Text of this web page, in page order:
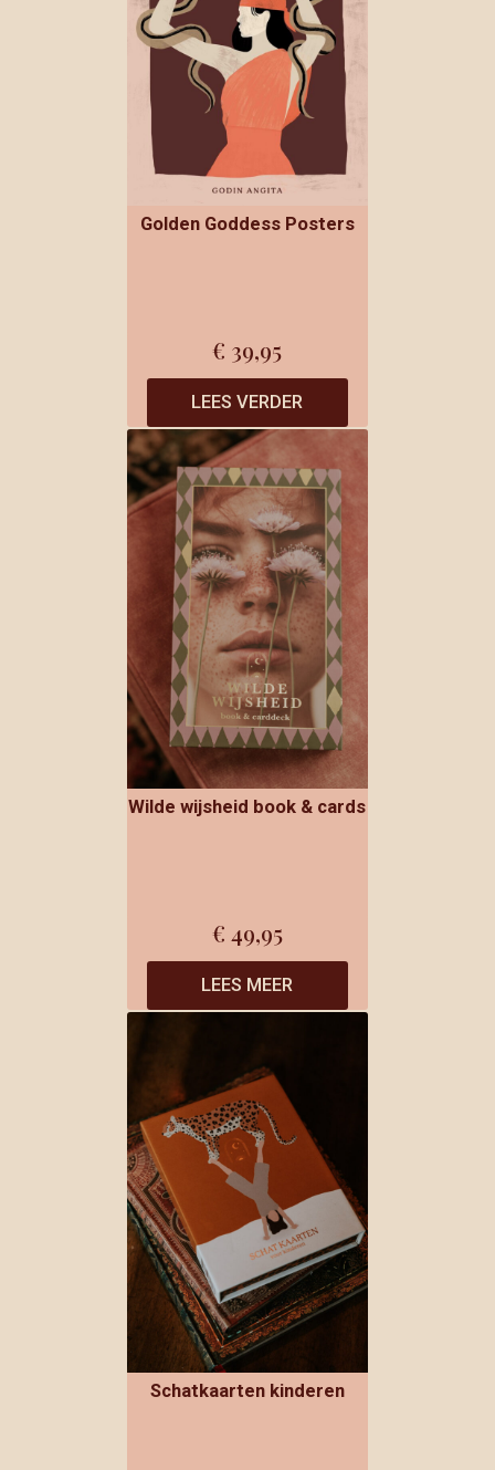
Golden Goddess Posters
€ 39,95
LEES VERDER
Wilde wijsheid book & cards
€ 49,95
LEES MEER
Schatkaarten kinderen